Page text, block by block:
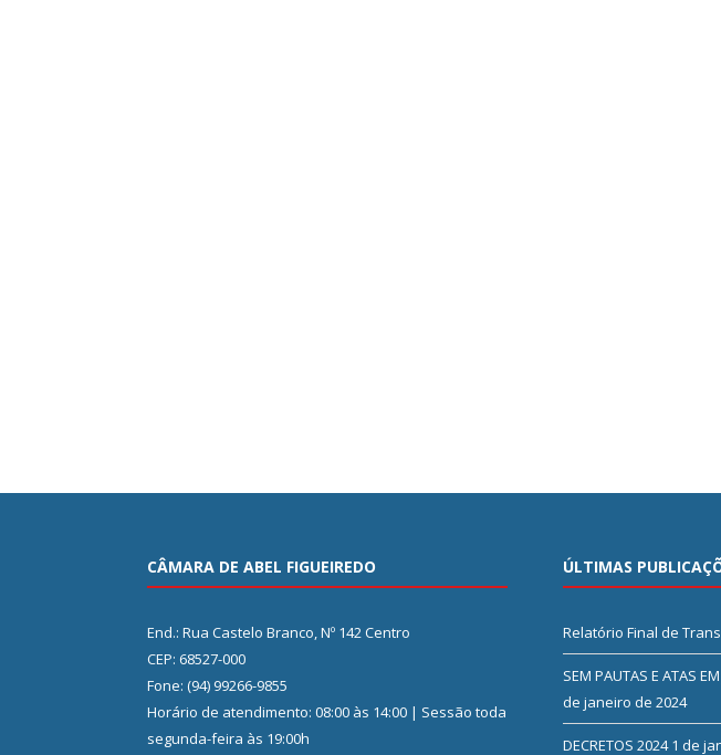
CÂMARA DE ABEL FIGUEIREDO
End.: Rua Castelo Branco, Nº 142 Centro
CEP: 68527-000
Fone: (94) 99266-9855
Horário de atendimento: 08:00 às 14:00 | Sessão toda
segunda-feira às 19:00h
ÚLTIMAS
Relatório Final de
SEM PAUTAS E ATAS
de janeiro de 2024
DECRETOS 2024 1 de